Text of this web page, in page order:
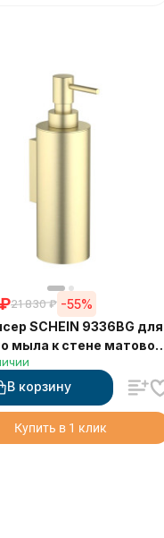
₽21 830 ₽ -55%
SCHEIN 9336BG для
мыла к стене матовое
В корзину
Купить в 1 клик